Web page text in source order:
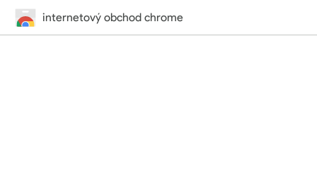
internetový obchod chrome